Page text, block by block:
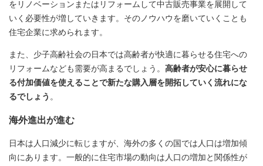
をリノベーションまたはリフォームして中古販売事業を展開して
いく必要性が増していきます。そのノウハウを磨いていくことも
住宅企業に求められます。
また、少子高齢社会の日本では高齢者が快適に暮らせる住宅への
リフォームなども需要が高まるでしょう。 高齢者が安心に暮らせ
る付加価値を使えることで新たな購入層を開拓していく流れにな
るでしょう 。
海外進出が進む
日本は人口減少に転じますが、海外の多くの国では人口は増加傾
向にあります。一般的に住宅市場の動向は人口の増加と関係性が